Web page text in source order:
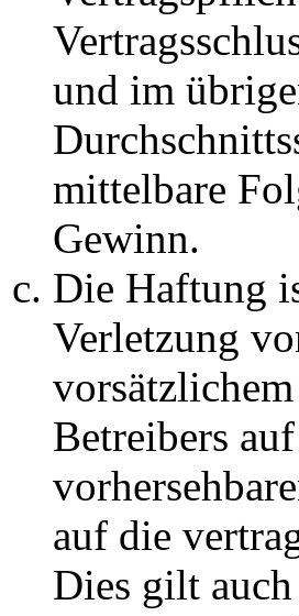
und im
mittelbare
Gewinn.
Die Haftung
Verletzung
Betreibers
auf die
Dies gilt